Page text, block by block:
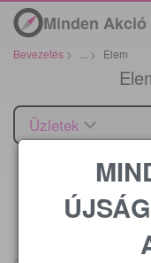
Minden Akció
Bevezetés > > Elem
Üzletek
Ár